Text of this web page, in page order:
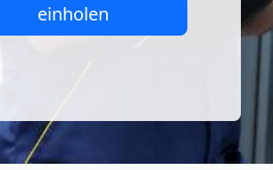
einholen